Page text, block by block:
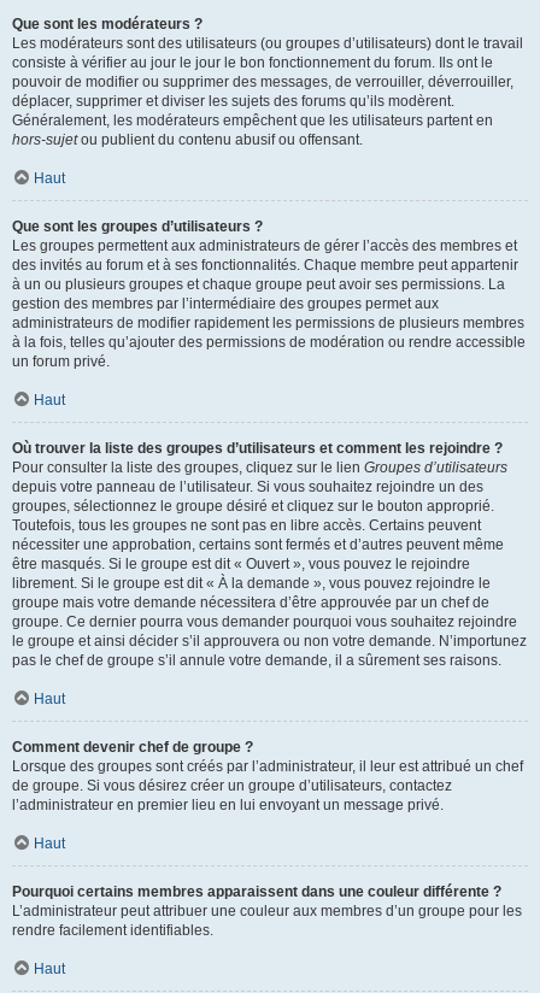
Que sont les modérateurs ?
Les modérateurs sont des utilisateurs (ou groupes d’utilisateurs) dont le travail
consiste à vérifier au jour le jour le bon fonctionnement du forum. Ils ont le
pouvoir de modifier ou supprimer des messages, de verrouiller, déverrouiller,
déplacer, supprimer et diviser les sujets des forums qu’ils modèrent.
Généralement, les modérateurs empêchent que les utilisateurs partent en
hors-sujetou publient du contenu abusif ou offensant.
Haut
Que sont les groupes d’utilisateurs ?
Les groupes permettent aux administrateurs de gérer l’accès des membres et
des invités au forum et à ses fonctionnalités. Chaque membre peut appartenir
à un ou plusieurs groupes et chaque groupe peut avoir ses permissions. La
gestion des membres par l’intermédiaire des groupes permet aux
administrateurs de modifier rapidement les permissions de plusieurs membres
à la fois, telles qu’ajouter des permissions de modération ou rendre accessible
un forum privé.
Haut
Où trouver la liste des groupes d’utilisateurs et comment les rejoindre ?
Pour consulter la liste des groupes, cliquez sur le lien Groupes d’utilisateurs
depuis votre panneau de l’utilisateur. Si vous souhaitez rejoindre un des
groupes, sélectionnez le groupe désiré et cliquez sur le bouton approprié.
Toutefois, tous les groupes ne sont pas en libre accès. Certains peuvent
nécessiter une approbation, certains sont fermés et d’autres peuvent même
être masqués. Si le groupe est dit « Ouvert », vous pouvez le rejoindre
librement. Si le groupe est dit « À la demande », vous pouvez rejoindre le
groupe mais votre demande nécessitera d’être approuvée par un chef de
groupe. Ce dernier pourra vous demander pourquoi vous souhaitez rejoindre
le groupe et ainsi décider s’il approuvera ou non votre demande. N’importunez
pas le chef de groupe s’il annule votre demande, il a sûrement ses raisons.
Haut
Comment devenir chef de groupe ?
Lorsque des groupes sont créés par l’administrateur, il leur est attribué un chef
de groupe. Si vous désirez créer un groupe d’utilisateurs, contactez
l’administrateur en premier lieu en lui envoyant un message privé.
Haut
Pourquoi certains membres apparaissent dans une couleur différente ?
L’administrateur peut attribuer une couleur aux membres d’un groupe pour les
rendre facilement identifiables.
Haut